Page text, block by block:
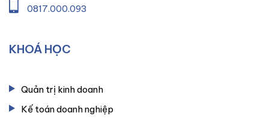
0817.000.093
KHOÁ HỌC
Quản trị kinh doanh
Kế toán doanh nghiệp